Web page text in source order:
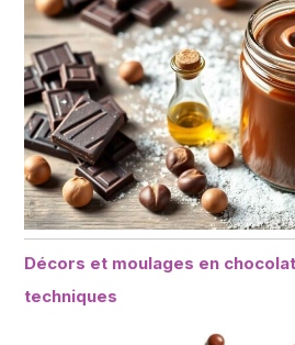
Décors et moulages en
techniques